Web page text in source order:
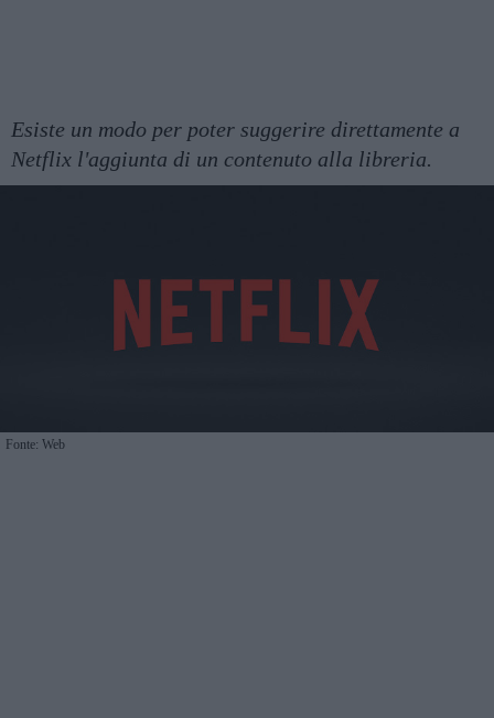
Esiste un modo per poter suggerire direttamente a
Netflix l'aggiunta di un contenuto alla libreria.
Fonte: Web